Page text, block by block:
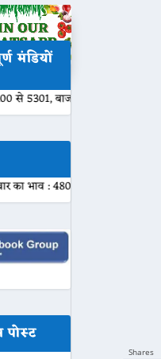
मंडियों
से 2200, मुंग 6800 से
5450 नोखा मंडी ग्वार का
Shares